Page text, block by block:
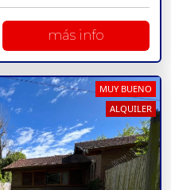
más info
MUY BUENO
ALQUILER